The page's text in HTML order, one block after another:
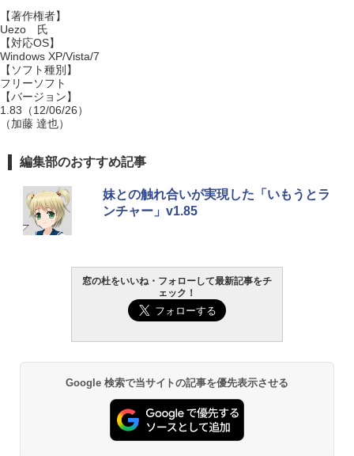
【著作権者】
Uezo 氏
【対応OS】
Windows XP/Vista/7
【ソフト種別】
フリーソフト
【バージョン】
1.83（12/06/26）
（加藤 達也）
編集部のおすすめ記事
妹との触れ合いが実現した「いもうとラ
ンチャー」v1.85
窓の杜をいいね・フォローして最新記事をチ
ェック！
Google 検索で当サイトの記事を優先表示させる